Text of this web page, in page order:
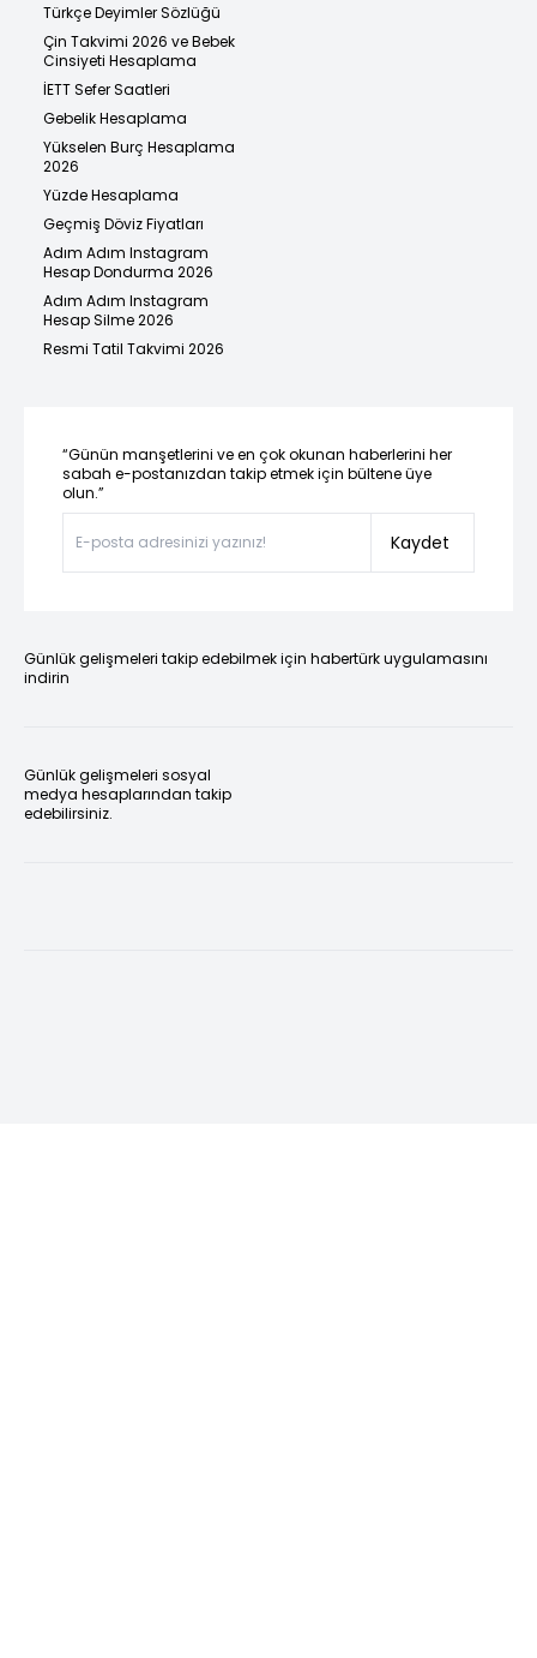
Türkçe Deyimler Sözlüğü
Çin Takvimi 2026 ve Bebek
Cinsiyeti Hesaplama
İETT Sefer Saatleri
Gebelik Hesaplama
Yükselen Burç Hesaplama
2026
Yüzde Hesaplama
Geçmiş Döviz Fiyatları
Adım Adım Instagram
Hesap Dondurma 2026
Adım Adım Instagram
Hesap Silme 2026
Resmi Tatil Takvimi 2026
“Günün manşetlerini ve en çok okunan haberlerini her
sabah e-postanızdan takip etmek için bültene üye
olun.”
Kaydet
Günlük gelişmeleri takip edebilmek için habertürk uygulamasını
indirin
Günlük gelişmeleri sosyal
medya hesaplarından takip
edebilirsiniz.